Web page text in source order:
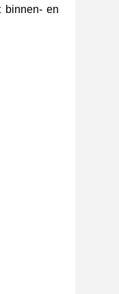
binnen- en